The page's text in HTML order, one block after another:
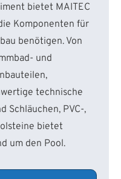
bietet MAITEC
Komponenten für
benötigen. Von
und
technische
Schläuchen, PVC-,
bietet
um den Pool.